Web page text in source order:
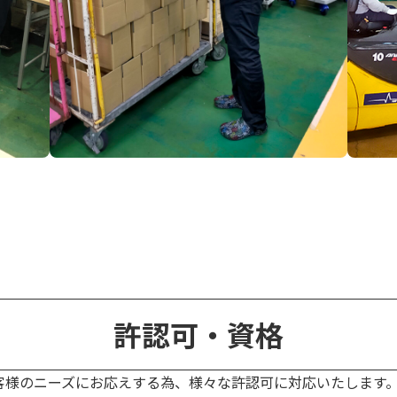
許認可・資格
様のニーズにお応えする為、様々な許認可に対応いたします